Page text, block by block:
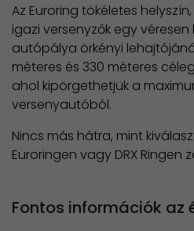
Az Euroring tökéletes
igazi versenyzők egy
autópálya örkényi
méteres és 330 méteres
ahol kipörgethetjük a
versenyautóból.
Nincs más hátra, mint
Euroringen vagy DRX Ringen
Fontos információk az